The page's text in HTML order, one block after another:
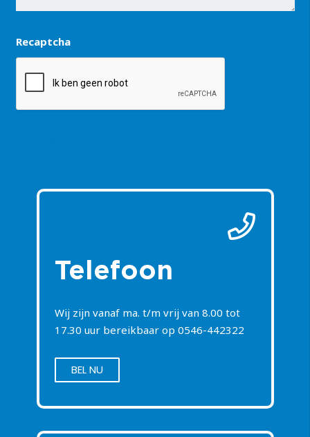
Recaptcha
Telefoon
Wij zijn vanaf ma. t/m vrij van 8.00 tot
17.30 uur bereikbaar op 0546-442322
BEL NU